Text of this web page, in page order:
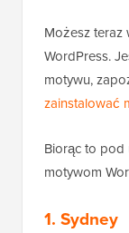
Możesz teraz
WordPress.
motywu,
zainstalować
Biorąc to pod
motywom
1. Sydney